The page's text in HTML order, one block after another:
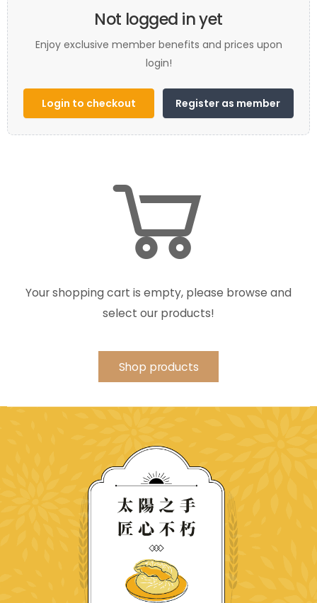
Not logged in yet
Enjoy exclusive member benefits and prices upon
login!
Login to checkout Register as member
Your shopping cart is empty, please browse and
select our products!
Shop products